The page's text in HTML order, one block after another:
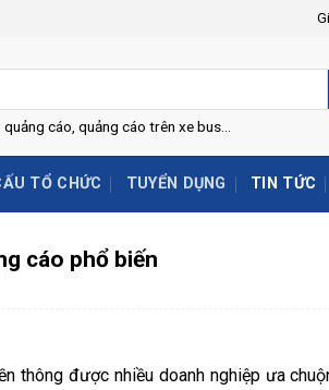
cáo, quảng cáo trên xe bus...
TỔ CHỨC TUYỂN DỤNG TIN TỨC
cáo phổ biến
thông được nhiều doanh nghiệp ưa